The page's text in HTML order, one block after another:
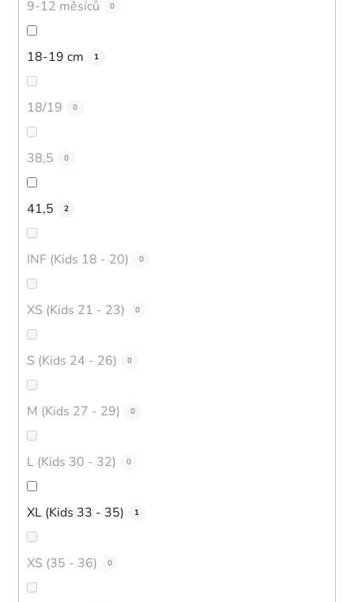
9-12 měsíců 0
18-19 cm 1
18/19 0
38,5 0
41,5 2
INF (Kids 18 - 20) 0
XS (Kids 21 - 23) 0
S (Kids 24 - 26) 0
M (Kids 27 - 29) 0
L (Kids 30 - 32) 0
XL (Kids 33 - 35) 1
XS (35 - 36) 0